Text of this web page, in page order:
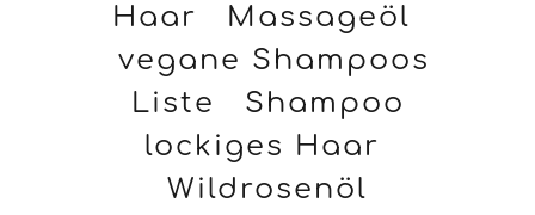
Haar
Massageöl
vegane Shampoos
Liste
Shampoo
lockiges Haar
Wildrosenöl